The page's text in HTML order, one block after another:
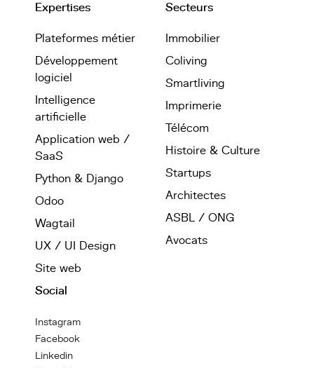
Expertises
Plateformes métier
Développement
logiciel
Intelligence
artificielle
Application web /
SaaS
Python & Django
Odoo
Wagtail
UX / UI Design
Site web
Secteurs
Immobilier
Coliving
Smartliving
Imprimerie
Télécom
Histoire & Culture
Startups
Architectes
ASBL / ONG
Avocats
Social
Instagram
Facebook
Linkedin